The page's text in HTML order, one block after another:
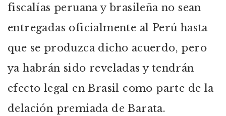
fiscalías peruana y brasileña no sean
entregadas oficialmente al Perú hasta
que se produzca dicho acuerdo, pero
ya habrán sido reveladas y tendrán
efecto legal en Brasil como parte de la
delación premiada de Barata.